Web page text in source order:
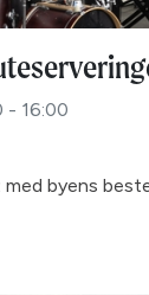
- 16:00
med byens